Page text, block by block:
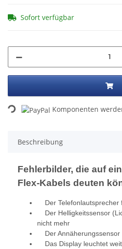
Sofort verfügbar
Loading... Komponenten
Beschreibung
Fehlerbilder, die auf
Flex-Kabels deuten
Der Telefonlautsprecher
Der Helligkeitssensor
nicht mehr
Der Annäherungssensor
Das Display leuchtet